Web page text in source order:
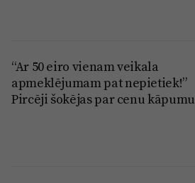
“Ar 50 eiro vienam veikala
apmeklējumam pat nepietiek!”
Pircēji šokējas par cenu kāpumu